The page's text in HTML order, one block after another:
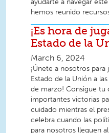
hemos reunido
¡Es hora de
Estado de la
March 6, 2024
¡Únete a nosotros
Estado de la Unión a
de marzo! Consigue tu
importantes victorias
cuidado mientras el
celebra cuando las
para nosotros lleguen